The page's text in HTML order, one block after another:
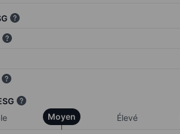
Moyen Élevé